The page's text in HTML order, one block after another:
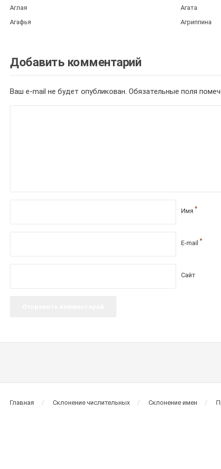
Аглая
Агата
Агафья
Агриппина
Добавить комментарий
Ваш e-mail не будет опубликован. Обязательные поля
Имя *
E-mail *
Сайт
Главная Склонение числительных Склонение имен